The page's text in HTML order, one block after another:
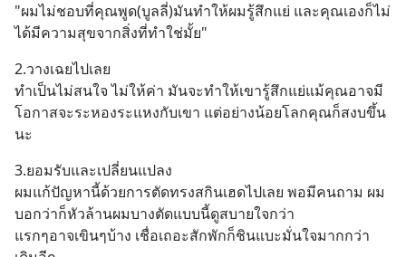
"ผมไม่ชอบที่คุณพูด(บูลลี่)มันทำให้ผมรู้สึกแย่ และคุณเองก็ไม่
ได้มีความสุขจากสิ่งที่ทำใช่มั้ย"
2.วางเฉยไปเลย
ทำเป็นไม่สนใจ ไม่ให้ค่า มันจะทำให้เขารู้สึกแย่แม้คุณอาจมี
โอกาสจะระหองระแหงกับเขา แต่อย่างน้อยโลกคุณก็สงบขึ้น
นะ
3.ยอมรับและเปลี่ยนแปลง
ผมแก้ปัญหานี้ด้วยการตัดทรงสกินเฮดไปเลย พอมีคนถาม ผม
บอกว่าก็หัวล้านผมบางตัดแบบนี้ดูสบายใจกว่า
แรกๆอาจเขินๆบ้าง เชื่อเถอะสักพักก็ชินแบะมั่นใจมากกว่า